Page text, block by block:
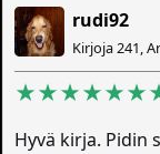
rudi92
Kirjoja 241,
Hyvä kirja. Pidin